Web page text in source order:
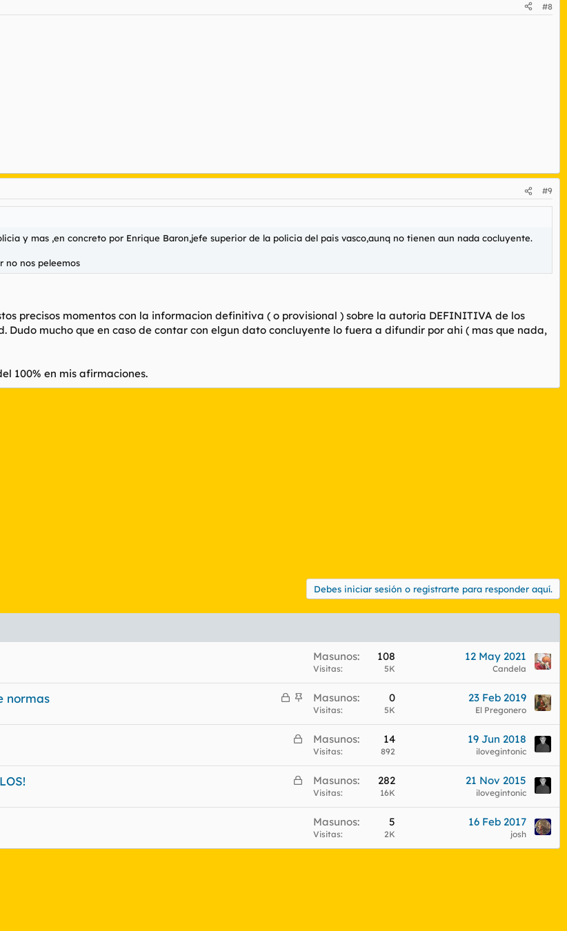
#8
#9
y mas ,en concreto por Enrique Baron,jefe superior de la policia del pais vasco,aunq no tienen aun nada cocluyente.
no nos peleemos
precisos momentos con la informacion definitiva ( o provisional ) sobre la autoria DEFINITIVA de los
mucho que en caso de contar con elgun dato concluyente lo fuera a difundir por ahi ( mas que nada,
100% en mis afirmaciones.
Debes iniciar sesión o registrarte para responder aquí.
Masunos 108
Visitas 5K
12 May 2021
Candela
C
r
d
o
A
c
l
d
o
normas Masunos 0
Visitas 5K
23 Feb 2019
El Pregonero
C
r
r
d
Masunos 14
Visitas 892
19 Jun 2018
ilovegintonic
C
r
d
Masunos 282
Visitas 16K
21 Nov 2015
ilovegintonic
Masunos 5
Visitas 2K
16 Feb 2017
josh